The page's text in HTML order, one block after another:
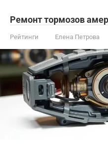
Ремонт тормозов
Рейтинги Елена Петрова